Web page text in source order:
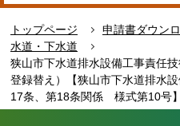
す
トップページ 申請書ダウン
水道・下水道
狭山市下水道排水設備工事責任
登録替え）【狭山市下水道排水
17条、第18条関係 様式第10号】